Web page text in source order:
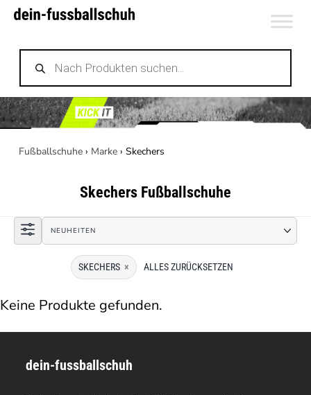
Zum
springen
Products
search
Fußballschuhe› Marke› Skechers
Skechers Fußballschuhe
SKECHERS × ALLES ZURÜCKSETZEN
Keine Produkte gefunden.
dein-fussballschuh